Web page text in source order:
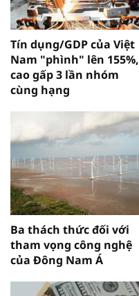
Tín dụng/GDP của Việt
Nam "phình" lên 155%,
cao gấp 3 lần nhóm
cùng hạng
Ba thách thức đối với
tham vọng công nghệ
của Đông Nam Á